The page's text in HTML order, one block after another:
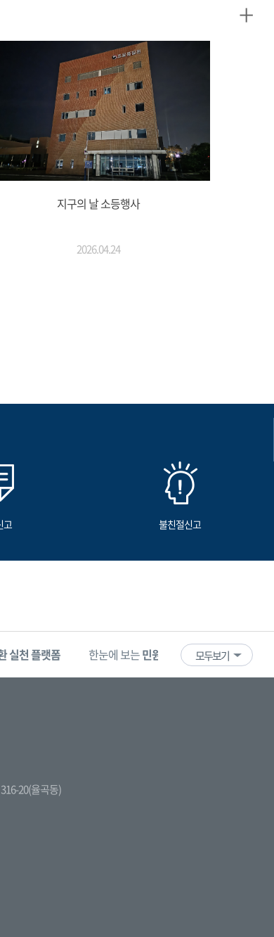
지구의 날 소등행사
2026.04.24
+
고 불친절신고
실천 플랫폼 한눈에 보는민원 빅데이터 기업마당
모두보기
20(율곡동)